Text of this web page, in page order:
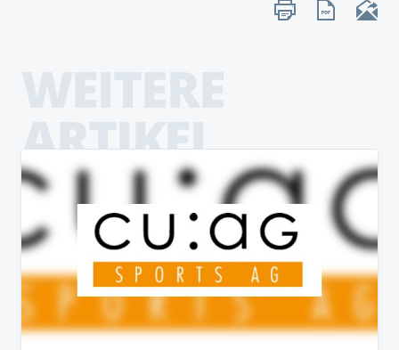
ARTIKEL